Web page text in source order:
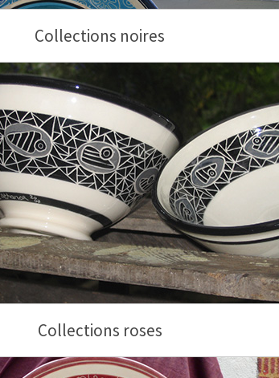
Collections noires
Collections roses